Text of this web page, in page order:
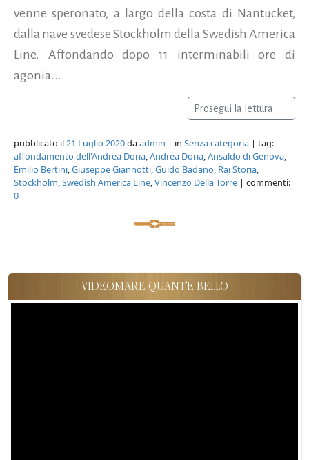
venne speronato, a largo della costa di Nantucket,
dalla nave svedese Stockholm della Swedish America
Line. Affondando dopo 11 interminabili ore di
agonia...
Prosegui la lettura
pubblicato il21 Luglio 2020daadmin | in Senza categoria | tag:
affondamento dell'Andrea Doria,Andrea Doria,Ansaldo di Genova,
Emilio Bertini,Giuseppe Giannotti,Guido Badano, Rai Storia,
Stockholm,Swedish America Line,Vincenzo Della Torre | commenti:
0
VIDEOMARE QUANT'È BELLO